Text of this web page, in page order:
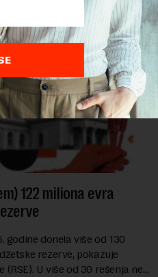
122 miliona evra
godine donela više od 130
rezerve, pokazuje
U više od 30 rešenja ne